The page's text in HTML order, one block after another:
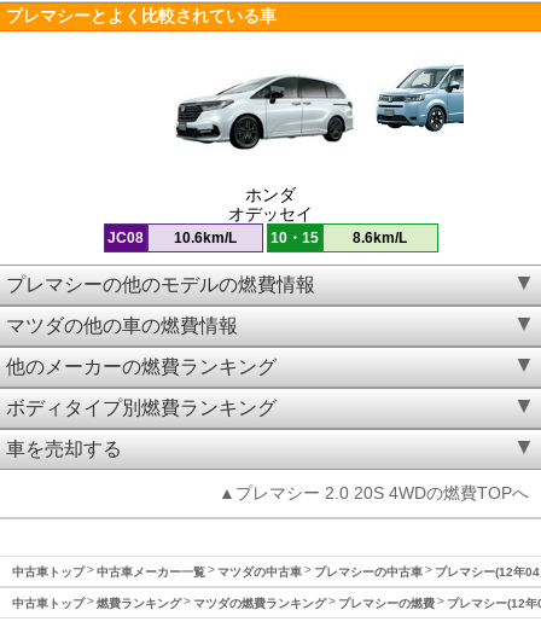
プレマシーとよく比較されている車
ホンダ
オデッセイ
JC08 10.6km/L 10・15 8.6km/L
プレマシーの他のモデルの燃費情報
マツダの他の車の燃費情報
他のメーカーの燃費ランキング
ボディタイプ別燃費ランキング
車を売却する
▲プレマシー 2.0 20S 4WDの燃費TOPへ
中古車トップ 中古車メーカー一覧 マツダの中古車 プレマシーの中古車 プレマシー(12年
中古車トップ 燃費ランキング マツダの燃費ランキング プレマシーの燃費 プレマシー(12